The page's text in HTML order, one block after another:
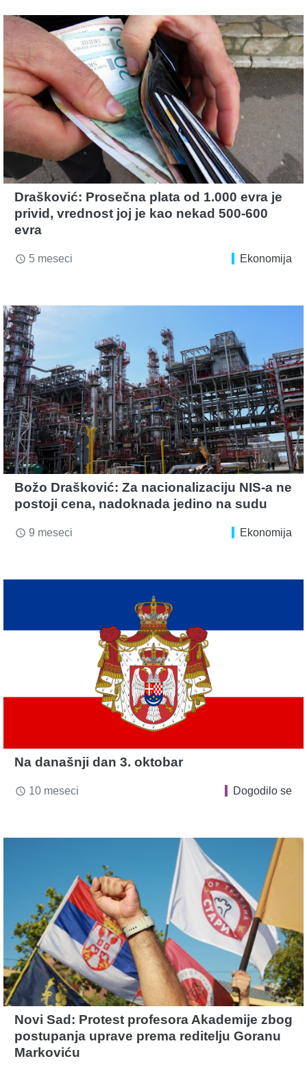
Drašković: Prosečna plata od 1.000 evra je
privid, vrednost joj je kao nekad 500-600
evra
access_time 5 meseci Ekonomija
Božo Drašković: Za nacionalizaciju NIS-a ne
postoji cena, nadoknada jedino na sudu
access_time 9 meseci Ekonomija
Na današnji dan 3. oktobar
access_time 10 meseci Dogodilo se
Novi Sad: Protest profesora Akademije zbog
postupanja uprave prema reditelju Goranu
Markoviću